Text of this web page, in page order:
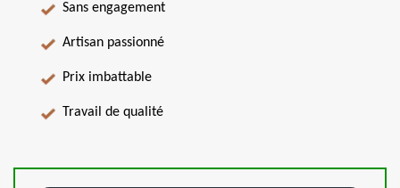
Sans engagement
Artisan passionné
Prix imbattable
Travail de qualité